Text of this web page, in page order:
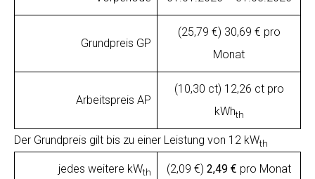
Grundpreis GP
(25,79 €) 30,69 € pro
Monat
Arbeitspreis AP
(10,30 ct) 12,26 ct pro
kWhth
Der Grundpreis gilt bis zu einer Leistung von 12 kWth
jedes weitere kWth (2,09 €) 2,49 € pro Monat